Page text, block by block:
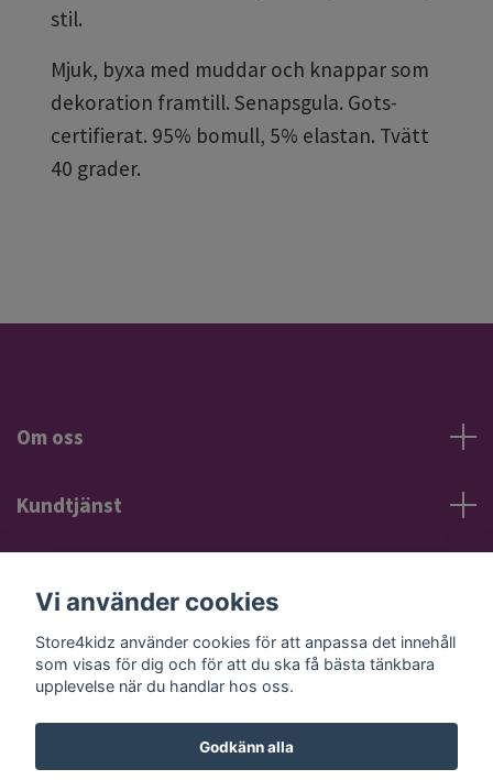
stil.
Mjuk, byxa med muddar och knappar som
dekoration framtill. Senapsgula. Gots-
certifierat. 95% bomull, 5% elastan. Tvätt
40 grader.
Om oss
Kundtjänst
Sociala medier
Vi använder cookies
Store4kidz använder cookies för att anpassa det innehåll
som visas för dig och för att du ska få bästa tänkbara
upplevelse när du handlar hos oss.
Godkänn alla